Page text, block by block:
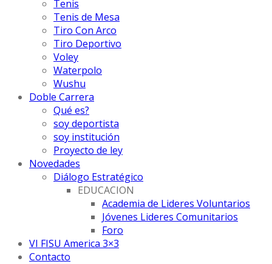
Tenis
Tenis de Mesa
Tiro Con Arco
Tiro Deportivo
Voley
Waterpolo
Wushu
Doble Carrera
Qué es?
soy deportista
soy institución
Proyecto de ley
Novedades
Diálogo Estratégico
EDUCACION
Academia de Lideres Voluntarios
Jóvenes Lideres Comunitarios
Foro
VI FISU America 3×3
Contacto